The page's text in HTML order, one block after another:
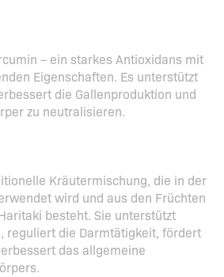
– ein starkes Antioxidans mit
Eigenschaften. Es unterstützt
die Gallenproduktion und
zu neutralisieren.
Kräutermischung, die in der
wird und aus den Früchten
besteht. Sie unterstützt
reguliert die Darmtätigkeit, fördert
das allgemeine